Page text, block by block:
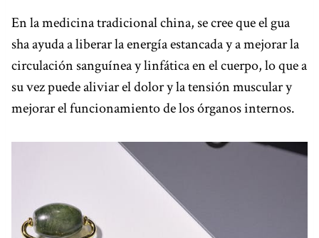
En la medicina tradicional china, se cree que el gua
sha ayuda a liberar la energía estancada y a mejorar la
circulación sanguínea y linfática en el cuerpo, lo que a
su vez puede aliviar el dolor y la tensión muscular y
mejorar el funcionamiento de los órganos internos.